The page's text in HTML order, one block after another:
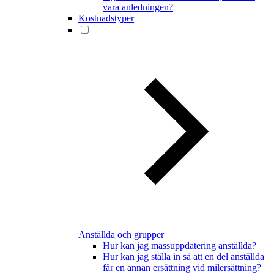
vara anledningen?
Kostnadstyper
Anställda och grupper
Hur kan jag massuppdatering anställda?
Hur kan jag ställa in så att en del anställda
får en annan ersättning vid milersättning?